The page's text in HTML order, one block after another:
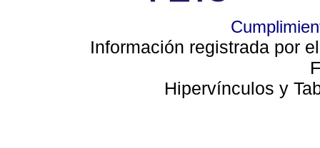
Información registrada por
Hipervínculos y